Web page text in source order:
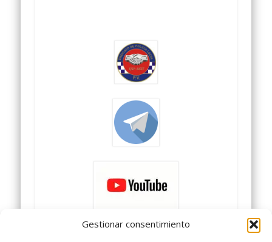
Gestionar consentimiento
#sindicatopolicíalocalugt